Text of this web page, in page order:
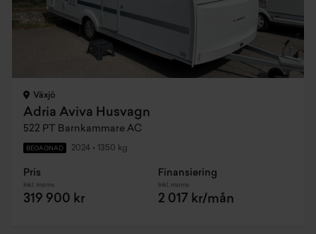
Växjö
Adria Aviva Husvagn
522 PT Barnkammare AC
BEGAGNAD 2024 • 1350 kg
Pris
Inkl. moms
319 900 kr
Finansiering
Inkl. moms
2 017 kr/mån